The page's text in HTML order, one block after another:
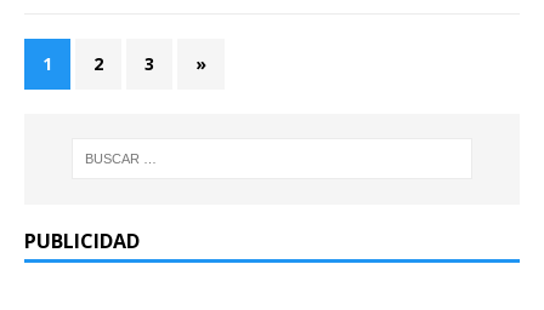
1 2 3 »
PUBLICIDAD